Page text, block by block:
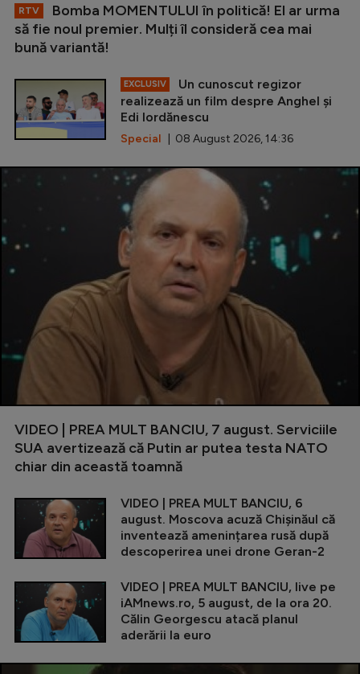
RTV
Bomba MOMENTULUI în politică! El ar urma
să fie noul premier. Mulți îl consideră cea mai
bună variantă!
EXCLUSIV
Un cunoscut regizor
realizează un film despre Anghel și
Edi Iordănescu
Special | 08 August 2026, 14:36
VIDEO | PREA MULT BANCIU, 7 august. Serviciile
SUA avertizează că Putin ar putea testa NATO
chiar din această toamnă
VIDEO | PREA MULT BANCIU, 6
august. Moscova acuză Chișinăul că
inventează amenințarea rusă după
descoperirea unei drone Geran-2
VIDEO | PREA MULT BANCIU, live pe
iAMnews.ro, 5 august, de la ora 20.
Călin Georgescu atacă planul
aderării la euro